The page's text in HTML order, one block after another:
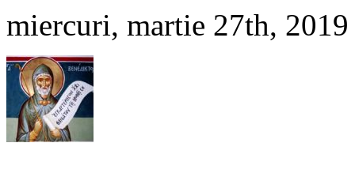
miercuri, martie 27th, 2019